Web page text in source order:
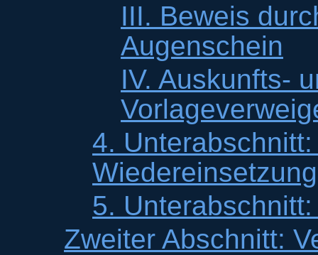
III. Beweis
Augenschein
IV. Auskunfts-
4.
Wiedereinsetzung
5.
Zweiter Abschnitt: